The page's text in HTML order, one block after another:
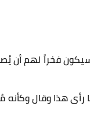
فخراً لهم أن
هذا وقال وكأنه